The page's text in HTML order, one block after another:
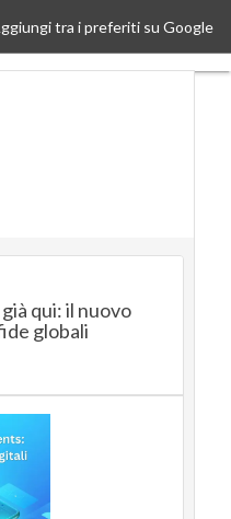
tra i preferiti su Google
qui: il nuovo
globali